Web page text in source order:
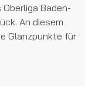
Baden-
An diesem
Glanzpunkte für